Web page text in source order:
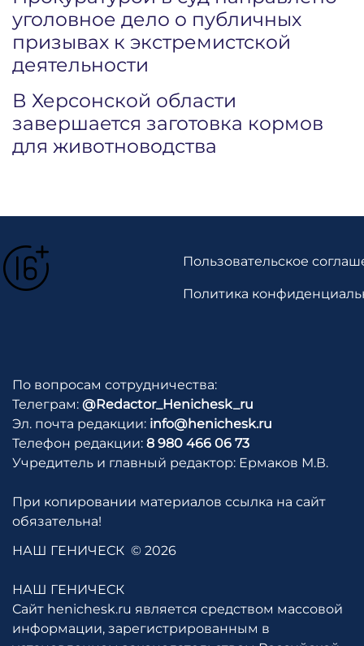
уголовное дело о публичных
призывах к экстремистской
деятельности
В Херсонской области
завершается заготовка кормов
для животноводства
Пользовательское
Политика
По вопросам сотрудничества:
Телеграм: @Redactor_Henichesk_ru
Эл. почта редакции: info@henichesk.ru
Телефон редакции: 8 980 466 06 73
Учредитель и главный редактор: Ермаков М.В.
При копировании материалов ссылка на сайт
обязательна!
НАШ ГЕНИЧЕСК © 2026
НАШ ГЕНИЧЕСК
Сайт henichesk.ru является средством массовой
информации, зарегистрированным в